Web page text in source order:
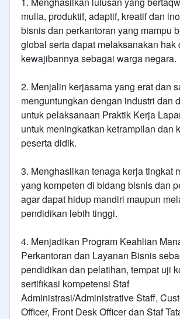
mulia, produktif, adaptif, kreatif dan
bisnis dan perkantoran yang mampu
global serta dapat melaksanakan hak
kewajibannya sebagai warga negara.
2. Menjalin kerjasama yang erat dan
menguntungkan dengan industri dan
untuk pelaksanaan Praktik Kerja
untuk meningkatkan ketrampilan dan
peserta didik.
3. Menghasilkan tenaga kerja tingkat
yang kompeten di bidang bisnis dan
agar dapat hidup mandiri maupun
pendidikan lebih tinggi.
4. Menjadikan Program Keahlian
Perkantoran dan Layanan Bisnis
pendidikan dan pelatihan, tempat uji
sertifikasi kompetensi Staf
Administrasi/Administrative Staff,
Officer, Front Desk Officer dan Staf